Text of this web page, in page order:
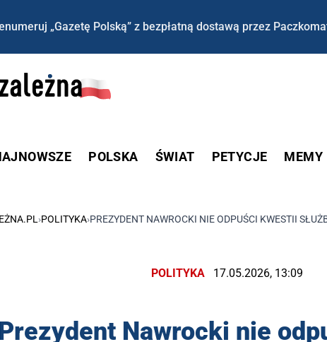
„Gazetę Polską” z bezpłatną dostawą przez
POLSKA ŚWIAT PETYCJE MEMY
›POLITYKA›PREZYDENT NAWROCKI NIE ODPUŚCI KWESTII
POLITYKA 17.05.2026, 13:09
Prezydent Nawrocki nie